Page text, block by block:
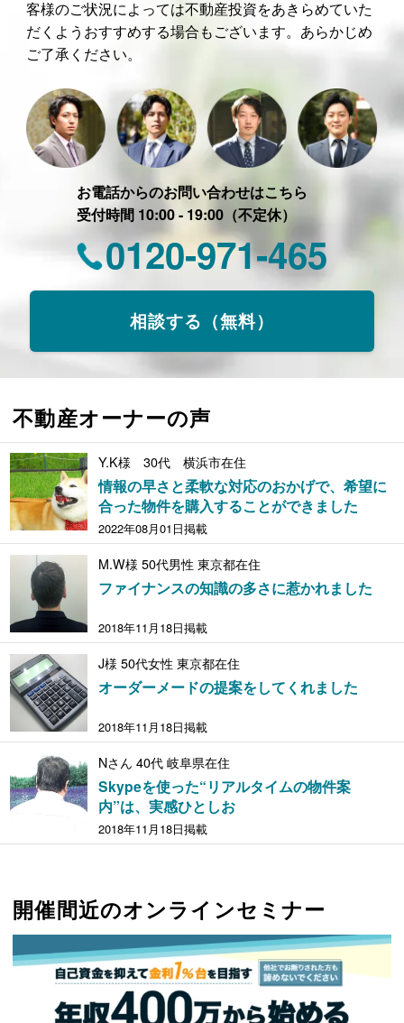
客様のご状況によっては不動産投資をあきらめていた
だくようおすすめする場合もございます。あらかじめ
ご了承ください。
お電話からのお問い合わせはこちら
受付時間 10:00 - 19:00（不定休）
0120-971-465
相談する（無料）
不動産オーナーの声
Y.K様 30代 横浜市在住
情報の早さと柔軟な対応のおかげで、希望に
合った物件を購入することができました
2022年08月01日掲載
M.W様 50代男性 東京都在住
ファイナンスの知識の多さに惹かれました
2018年11月18日掲載
J様 50代女性 東京都在住
オーダーメードの提案をしてくれました
2018年11月18日掲載
Nさん 40代 岐阜県在住
Skypeを使った“リアルタイムの物件案
内”は、実感ひとしお
2018年11月18日掲載
開催間近のオンラインセミナー